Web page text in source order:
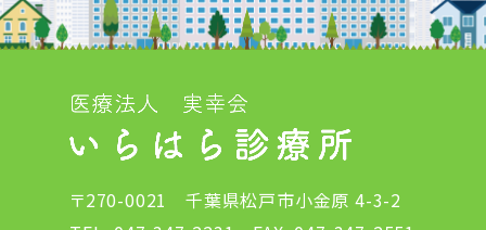
〒270-0021 千葉県松戸市小金原 4-3-2